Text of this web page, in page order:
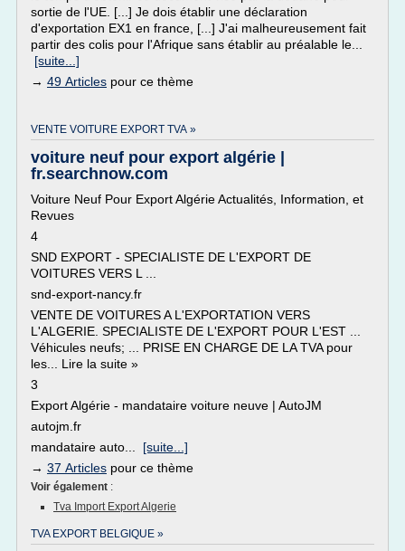
sortie de l'UE. [...] Je dois établir une déclaration
d'exportation EX1 en france, [...] J'ai malheureusement fait
partir des colis pour l'Afrique sans établir au préalable le...
[suite...]
→ 49 Articles pour ce thème
VENTE VOITURE EXPORT TVA »
voiture neuf pour export algérie |
fr.searchnow.com
Voiture Neuf Pour Export Algérie Actualités, Information, et
Revues
4
SND EXPORT - SPECIALISTE DE L'EXPORT DE
VOITURES VERS L ...
snd-export-nancy.fr
VENTE DE VOITURES A L'EXPORTATION VERS
L'ALGERIE. SPECIALISTE DE L'EXPORT POUR L'EST ...
Véhicules neufs; ... PRISE EN CHARGE DE LA TVA pour
les... Lire la suite »
3
Export Algérie - mandataire voiture neuve | AutoJM
autojm.fr
mandataire auto... [suite...]
→ 37 Articles pour ce thème
Voir également :
Tva Import Export Algerie
TVA EXPORT BELGIQUE »